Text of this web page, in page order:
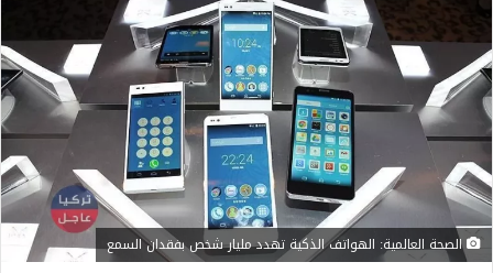
الصحة العالمية: الهواتف الذكية تهدد مليار شخص بفقدان السمع